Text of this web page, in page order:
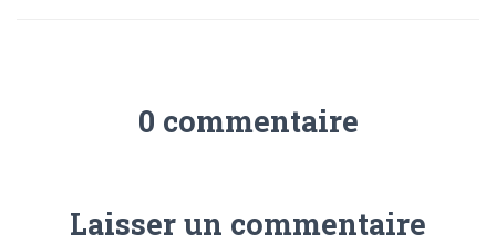
0 commentaire
Laisser un commentaire